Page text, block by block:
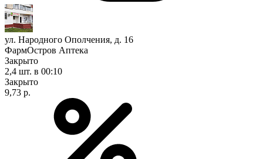
ул. Народного Ополчения, д. 16
ФармОстров Аптека
Закрыто
2,4 шт. в 00:10
Закрыто
9,73 р.